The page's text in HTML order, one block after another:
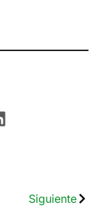
Siguiente